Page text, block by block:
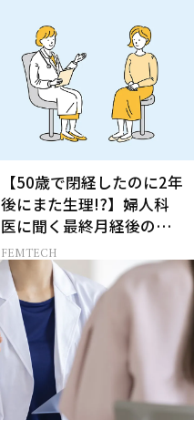
【50歳で閉経したのに2年
後にまた生理!?】婦人科
医に聞く最終月経後の出
血の対処法
FEMTECH